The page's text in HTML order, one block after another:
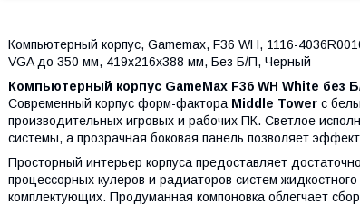
Компьютерный корпус, Gamemax, F36 WH, 1116-
VGA до 350 мм, 419x216x388 мм, Без Б/П, Черный
Компьютерный корпус GameMax F36 WH White без
Современный корпус форм-фактора Middle Tower с
производительных игровых и рабочих ПК. Светлое
системы, а прозрачная боковая панель позволяет
Просторный интерьер корпуса предоставляет
процессорных кулеров и радиаторов систем
комплектующих. Продуманная компоновка облегчает